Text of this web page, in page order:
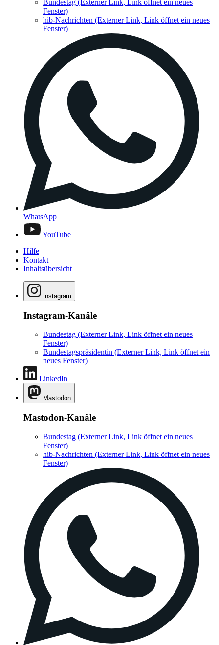
Bundestag (Externer Link, Link öffnet ein neues
Fenster)
hib-Nachrichten (Externer Link, Link öffnet ein neues
Fenster)
WhatsApp
YouTube
Hilfe
Kontakt
Inhaltsübersicht
Instagram
Instagram-Kanäle
Bundestag (Externer Link, Link öffnet ein neues
Fenster)
Bundestagspräsidentin (Externer Link, Link öffnet ein
neues Fenster)
LinkedIn
Mastodon
Mastodon-Kanäle
Bundestag (Externer Link, Link öffnet ein neues
Fenster)
hib-Nachrichten (Externer Link, Link öffnet ein neues
Fenster)